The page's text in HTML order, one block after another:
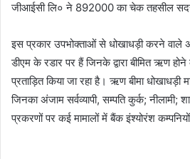
जीआईसी लि० ने 892000 का चेक तहसील
इस प्रकार उपभोक्ताओं से धोखाधड़ी करने वाले
डीएम के रडार पर हैं जिनके द्वारा बीमित ऋण
प्रताड़ित किया जा रहा है। ऋण बीमा धोखाधड़ी
जिनका अंजाम सर्वव्यापी, सम्पति कुर्क; नीलामी;
प्रकरणों पर कई मामालों में बैंक इंश्योरंश